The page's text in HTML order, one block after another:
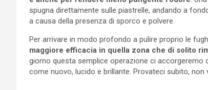
spugna direttamente sulle piastrelle, andando a
a causa della presenza di sporco e polvere.
Per arrivare in modo profondo a pulire proprio le
maggiore efficacia in quella zona che di solito
giorno questa semplice operazione ci accorgeremo
come nuovo, lucido e brillante. Provateci subito, non